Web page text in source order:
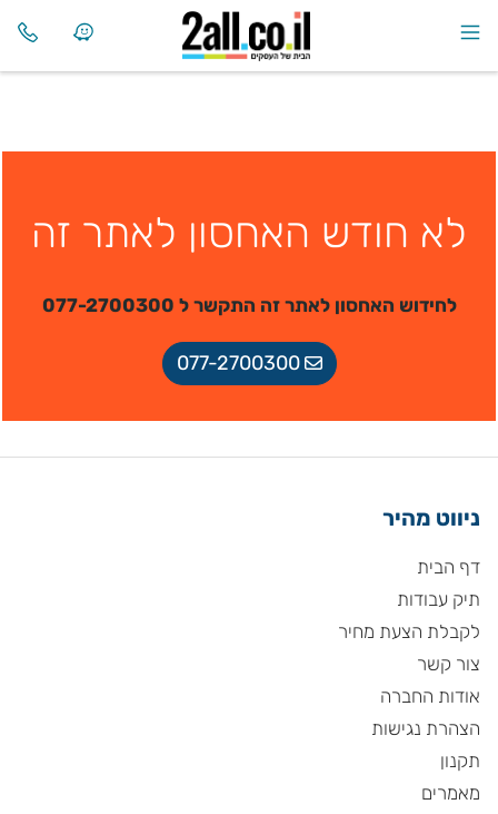
לא חודש האחסון לאתר זה
לחידוש האחסון לאתר זה התקשר ל 077-2700300
077-2700300
ניווט מהיר
דף הבית
תיק עבודות
לקבלת הצעת מחיר
צור קשר
אודות החברה
הצהרת נגישות
תקנון
מאמרים